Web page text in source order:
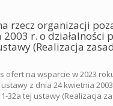
rzecz organizacji
r. o
(Realizacja zasad
ofert na wsparcie w 2023
z dnia 24 kwietnia
tej ustawy (Realizacja